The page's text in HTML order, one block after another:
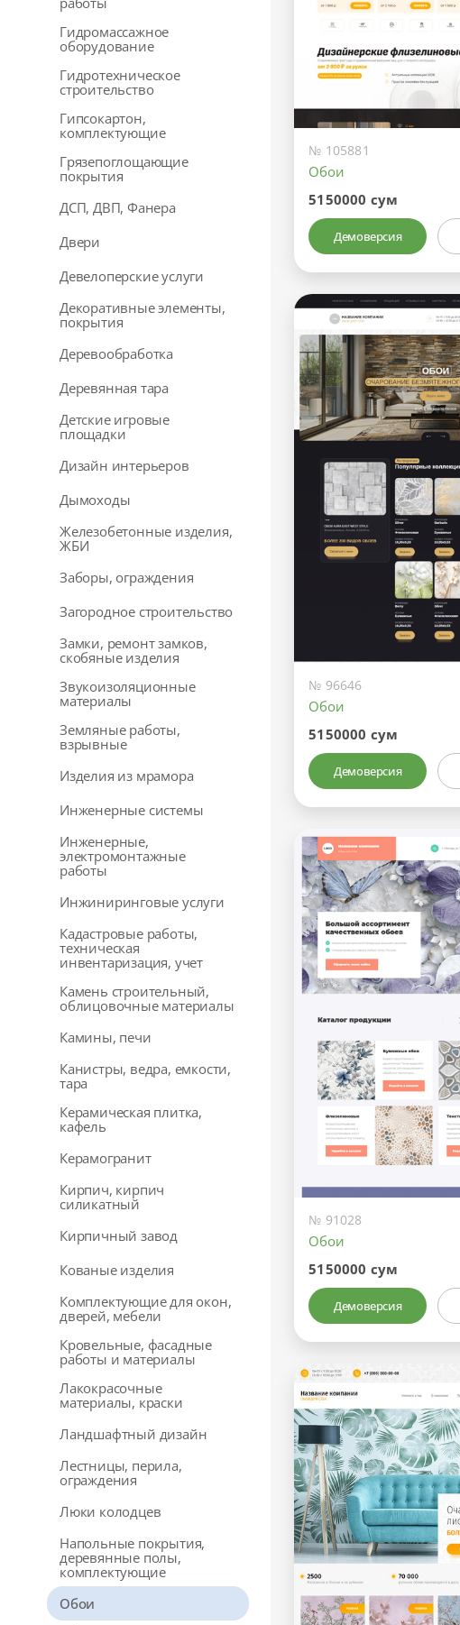
Гидромассажное
оборудование
Гидротехническое
строительство
Гипсокартон,
комплектующие
Грязепоглощающие
покрытия
ДСП, ДВП, Фанера
Двери
Девелоперские услуги
Декоративные элементы,
покрытия
Деревообработка
Деревянная тара
Детские игровые
площадки
Дизайн интерьеров
Дымоходы
Железобетонные изделия,
ЖБИ
Заборы, ограждения
Загородное строительство
Замки, ремонт замков,
скобяные изделия
Звукоизоляционные
материалы
Земляные работы,
взрывные
Изделия из мрамора
Инженерные системы
Инженерные,
электромонтажные
работы
Инжиниринговые услуги
Кадастровые работы,
техническая
инвентаризация, учет
Камень строительный,
облицовочные материалы
Камины, печи
Канистры, ведра, емкости,
тара
Керамическая плитка,
кафель
Керамогранит
Кирпич, кирпич
силикатный
Кирпичный завод
Кованые изделия
Комплектующие для окон,
дверей, мебели
Кровельные, фасадные
работы и материалы
Лакокрасочные
материалы, краски
Ландшафтный дизайн
Лестницы, перила,
ограждения
Люки колодцев
Напольные покрытия,
деревянные полы,
комплектующие
Обои
№ 105881
Обои
5150000 сум
Демоверсия
№ 96646
Обои
5150000 сум
Демоверсия
№ 91028
Обои
5150000 сум
Демоверсия